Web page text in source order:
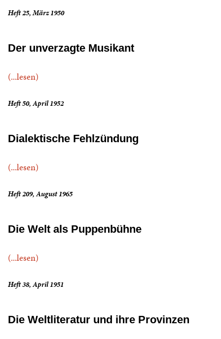
Heft 25, März 1950
Der unverzagte Musikant
(...lesen)
Heft 50, April 1952
Dialektische Fehlzündung
(...lesen)
Heft 209, August 1965
Die Welt als Puppenbühne
(...lesen)
Heft 38, April 1951
Die Weltliteratur und ihre Provinzen